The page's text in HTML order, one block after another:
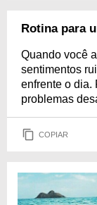
Rotina para
Quando você
sentimentos
enfrente o dia.
problemas
COPIAR